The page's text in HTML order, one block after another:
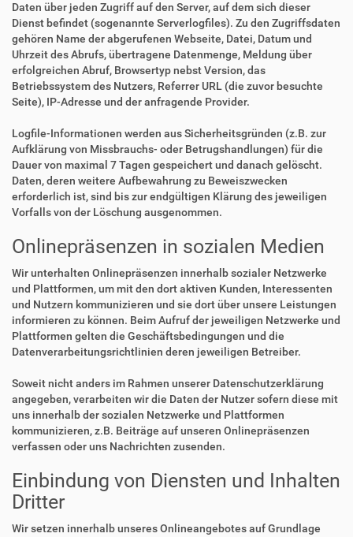
Daten über jeden Zugriff auf den Server, auf dem sich dieser
Dienst befindet (sogenannte Serverlogfiles). Zu den Zugriffsdaten
gehören Name der abgerufenen Webseite, Datei, Datum und
Uhrzeit des Abrufs, übertragene Datenmenge, Meldung über
erfolgreichen Abruf, Browsertyp nebst Version, das
Betriebssystem des Nutzers, Referrer URL (die zuvor besuchte
Seite), IP-Adresse und der anfragende Provider.
Logfile-Informationen werden aus Sicherheitsgründen (z.B. zur
Aufklärung von Missbrauchs- oder Betrugshandlungen) für die
Dauer von maximal 7 Tagen gespeichert und danach gelöscht.
Daten, deren weitere Aufbewahrung zu Beweiszwecken
erforderlich ist, sind bis zur endgültigen Klärung des jeweiligen
Vorfalls von der Löschung ausgenommen.
Onlinepräsenzen in sozialen Medien
Wir unterhalten Onlinepräsenzen innerhalb sozialer Netzwerke
und Plattformen, um mit den dort aktiven Kunden, Interessenten
und Nutzern kommunizieren und sie dort über unsere Leistungen
informieren zu können. Beim Aufruf der jeweiligen Netzwerke und
Plattformen gelten die Geschäftsbedingungen und die
Datenverarbeitungsrichtlinien deren jeweiligen Betreiber.
Soweit nicht anders im Rahmen unserer Datenschutzerklärung
angegeben, verarbeiten wir die Daten der Nutzer sofern diese mit
uns innerhalb der sozialen Netzwerke und Plattformen
kommunizieren, z.B. Beiträge auf unseren Onlinepräsenzen
verfassen oder uns Nachrichten zusenden.
Einbindung von Diensten und Inhalten
Dritter
Wir setzen innerhalb unseres Onlineangebotes auf Grundlage